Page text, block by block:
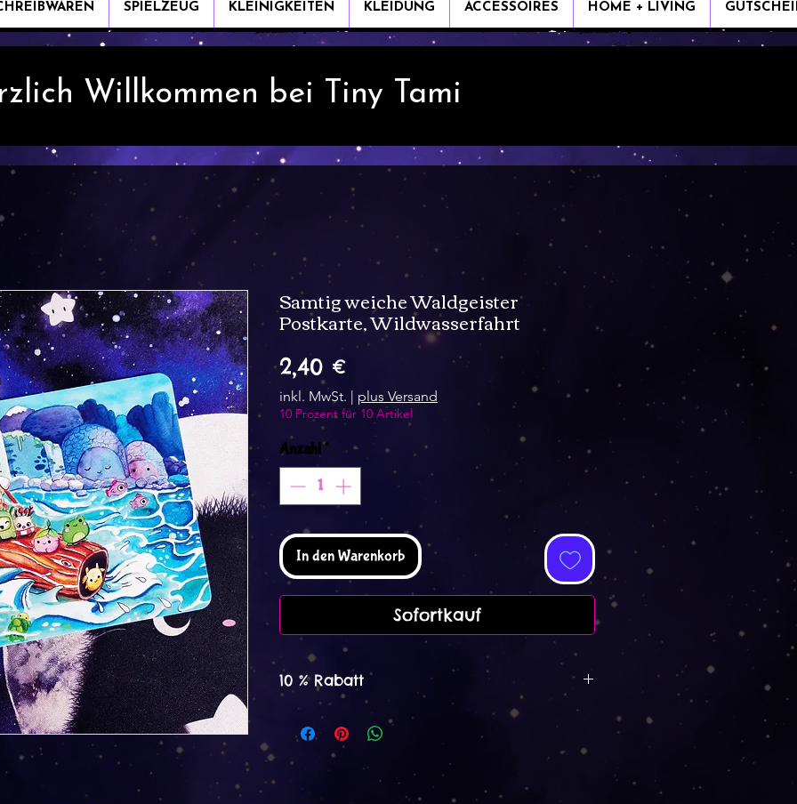
SPIELZEUG KLEINIGKEITEN KLEIDUNG ACCESSOIRES HOME + LIVING
Willkommen bei Tiny Tami
Samtig weiche Waldgeister
Postkarte, Wildwasserfahrt
2,40 €Preis
inkl. MwSt. | plus Versand
10 Prozent für 10 Artikel
Anzahl *
In den Warenkorb
Sofortkauf
10 % Rabatt
Spare mit 10 % Rabatt auf alle Postkarten,
Notizblöcke und viele andere Produkte.